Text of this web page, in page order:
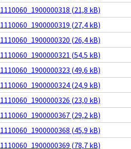
1110060_1900000318 (21,8 kB)
1110060_1900000319 (27,4 kB)
1110060_1900000320 (26,4 kB)
1110060_1900000321 (54,5 kB)
1110060_1900000323 (49,6 kB)
1110060_1900000324 (24,9 kB)
1110060_1900000326 (23,0 kB)
1110060_1900000367 (29,2 kB)
1110060_1900000368 (45,9 kB)
1110060_1900000369 (78,7 kB)